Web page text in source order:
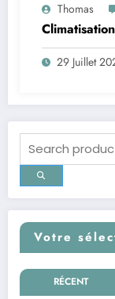
Thomas
29 Juillet
Votre
RÉCENT